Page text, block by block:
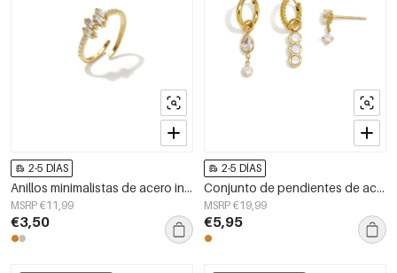
2-5 DÍAS
Anillos minimalistas de acero inoxidable con forma geométrica, sencillos para uso diario, serie Simple. Joyería para mujer.
MSRP €11,99
€3,50
2-5 DÍAS
Conjunto de pendientes de acero inoxidable Circle Daily Daily Simple Series Joyería para mujer
MSRP €19,99
€5,95